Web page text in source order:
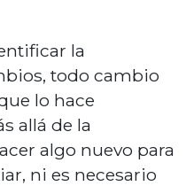
la
todo cambio
lo hace
allá de la
algo nuevo para
ni es necesario